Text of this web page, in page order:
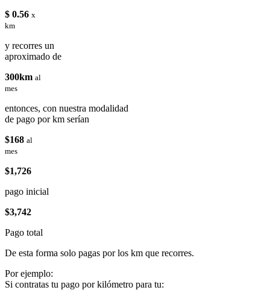
$ 0.56 x
km
y recorres un
aproximado de
300km al
mes
entonces, con nuestra modalidad
de pago por km serían
$168 al
mes
$1,726
pago inicial
$3,742
Pago total
De esta forma solo pagas por los km que recorres.
Por ejemplo:
Si contratas tu pago por kilómetro para tu: